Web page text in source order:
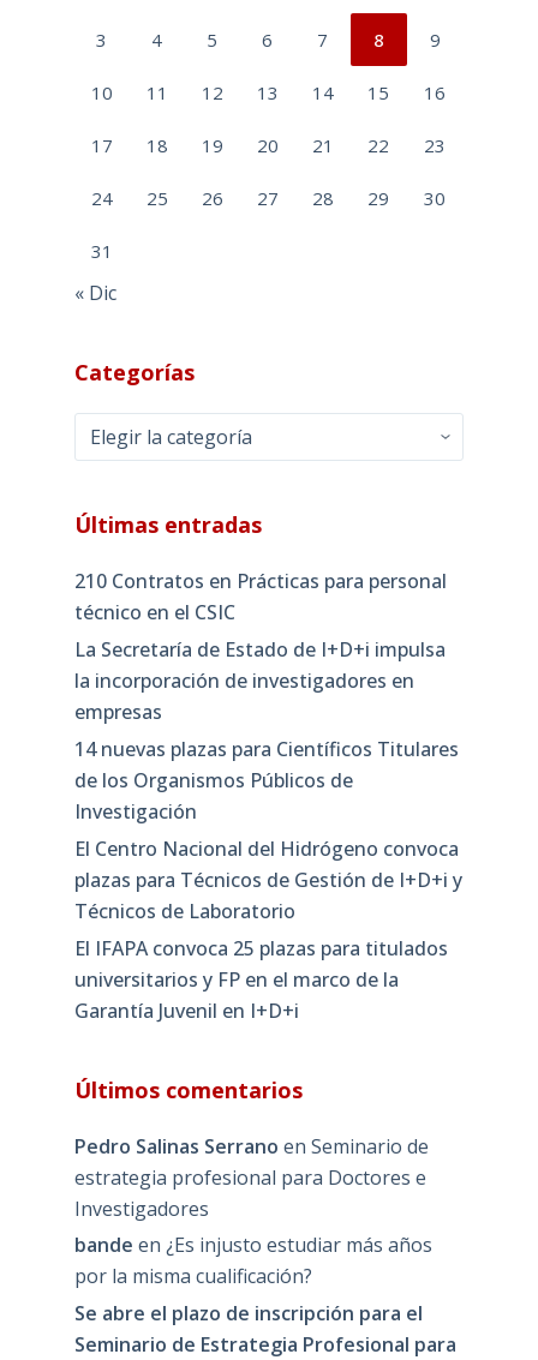
3 4 5 6 7 8 9
10 11 12 13 14 15 16
17 18 19 20 21 22 23
24 25 26 27 28 29 30
31
« Dic
Categorías
Categorías
Últimas entradas
210 Contratos en Prácticas para personal
técnico en el CSIC
La Secretaría de Estado de I+D+i impulsa
la incorporación de investigadores en
empresas
14 nuevas plazas para Científicos Titulares
de los Organismos Públicos de
Investigación
El Centro Nacional del Hidrógeno convoca
plazas para Técnicos de Gestión de I+D+i y
Técnicos de Laboratorio
El IFAPA convoca 25 plazas para titulados
universitarios y FP en el marco de la
Garantía Juvenil en I+D+i
Últimos comentarios
Pedro Salinas Serrano en Seminario de
estrategia profesional para Doctores e
Investigadores
bande en ¿Es injusto estudiar más años
por la misma cualificación?
Se abre el plazo de inscripción para el
Seminario de Estrategia Profesional para